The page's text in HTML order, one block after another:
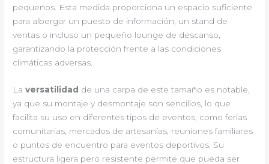
pequeños. Esta medida proporciona un espacio suficiente
para albergar un puesto de información, un stand de
ventas o incluso un pequeño lounge de descanso,
garantizando la protección frente a las condiciones
climáticas adversas.
Laversatilidad de una carpa de este tamaño es notable,
ya que su montaje y desmontaje son sencillos, lo que
facilita su uso en diferentes tipos de eventos, como ferias
comunitarias, mercados de artesanías, reuniones familiares
o puntos de encuentro para eventos deportivos. Su
estructura ligera pero resistente permite que pueda ser